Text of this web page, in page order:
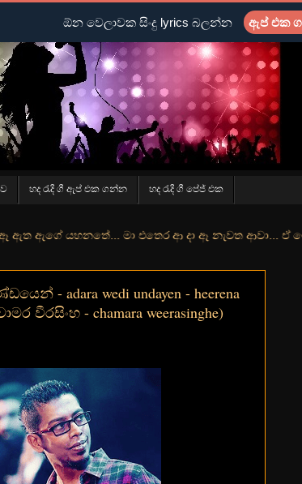
හද රැදි ගී ඇප් එක ගන්න හද රැදි ගී පේජ් එක
මා එතෙර ආ දා ඈ නැවත ආවා... ඒ මොහොත
- adara wedi undayen - heerena
වීරසිංහ - chamara weerasinghe)
ඕන වෙලාවක සිංදු lyrics බලන්න ඇප් එක